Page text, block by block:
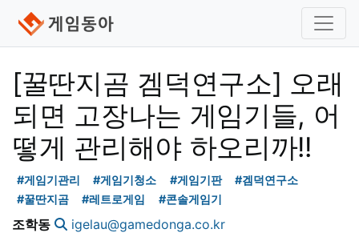
[꿀딴지곰 겜덕연구소] 오래
되면 고장나는 게임기들, 어
떻게 관리해야 하오리까!!
#게임기관리 #게임기청소 #게임기판
#겜덕연구소
#꿀딴지곰
#레트로게임 #콘솔게임기
조학동 igelau@gamedonga.co.kr